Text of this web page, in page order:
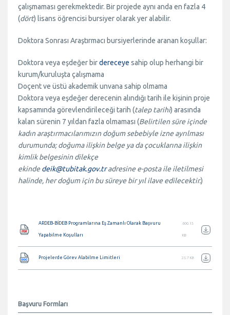
çalışmaması gerekmektedir. Bir projede aynı anda en fazla 4
(dört) lisans öğrencisi bursiyer olarak yer alabilir.
Doktora Sonrası Araştırmacı bursiyerlerinde aranan koşullar:
Doktora veya eşdeğer birdereceye sahip olup herhangi bir
kurum/kuruluşta çalışmama
Doçent ve üstü akademik unvana sahip olmama
Doktora veya eşdeğer derecenin alındığı tarih ile kişinin proje
kapsamında görevlendirileceği tarih (talep tarihi) arasında
kalan sürenin 7 yıldan fazla olmaması (Belirtilen süre içinde
kadın araştırmacılarımızın doğum sebebiyle izne ayrılması
durumunda; doğuma ilişkin belge ya da çocuklarına ilişkin
kimlik belgesinin dilekçe
ekindedeik@tubitak.gov.tradresine e-posta ile iletilmesi
halinde, her doğum için bu süreye bir yıl ilave edilecektir.)
ARDEB-BİDEB Programlarına Eş Zamanlı Olarak Başvuru
Yapabilme Koşulları
600.15
KB
Belge
Projelerde Görev Alabilme Limitleri 25.7 KB
Başvuru Formları